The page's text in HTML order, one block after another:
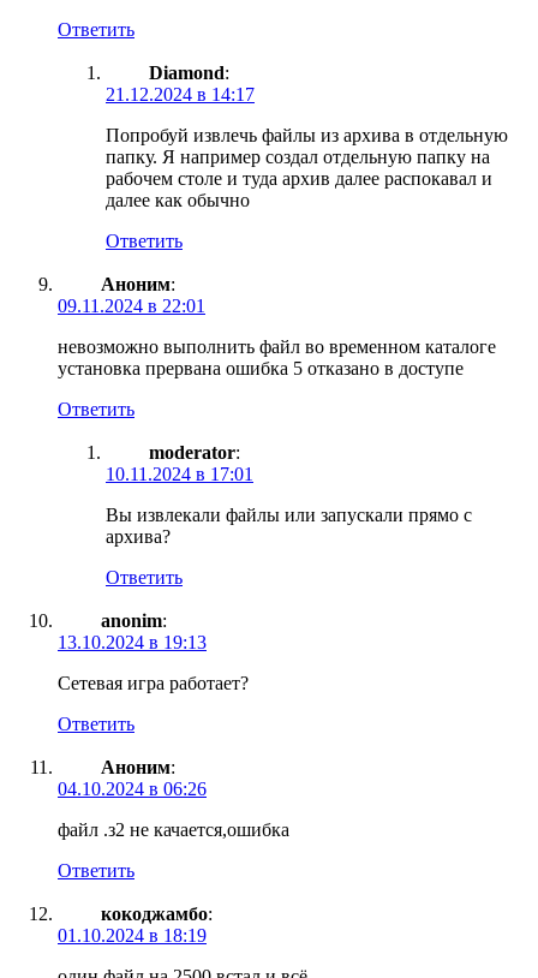
Ответить
Diamond:
21.12.2024 в 14:17
Попробуй извлечь файлы из архива в отдельную
папку. Я например создал отдельную папку на
рабочем столе и туда архив далее распокавал и
далее как обычно
Ответить
Аноним:
09.11.2024 в 22:01
невозможно выполнить файл во временном каталоге
установка прервана ошибка 5 отказано в доступе
Ответить
moderator:
10.11.2024 в 17:01
Вы извлекали файлы или запускали прямо с
архива?
Ответить
anonim:
13.10.2024 в 19:13
Сетевая игра работает?
Ответить
Аноним:
04.10.2024 в 06:26
файл .з2 не качается,ошибка
Ответить
кокоджамбо:
01.10.2024 в 18:19